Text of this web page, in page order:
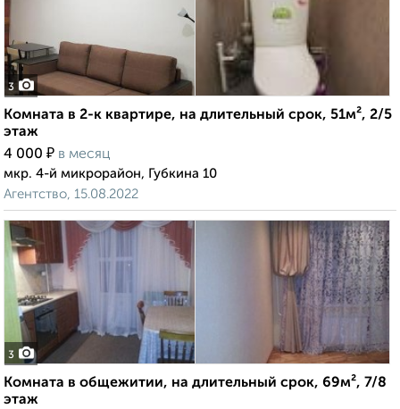
3
Комната в 2-к квартире, на длительный срок, 51м², 2/5
этаж
4 000 ₽ в месяц
мкр. 4-й микрорайон, Губкина 10
Агентство, 15.08.2022
3
Комната в общежитии, на длительный срок, 69м², 7/8
этаж